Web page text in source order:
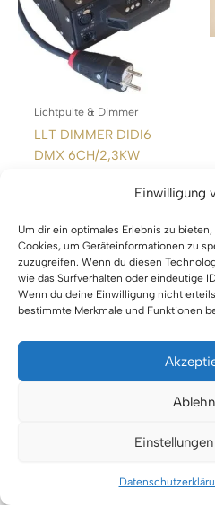
Einwilligung
Um dir ein optimales Erlebnis zu
Cookies, um Geräteinformationen zu
zuzugreifen. Wenn du diesen
wie das Surfverhalten oder eindeutige
Wenn du deine Einwilligung nicht
bestimmte Merkmale und Funktionen
Lichtpulte & Dimmer
LLT DIMMER DIDI6
DMX 6CH/2,3KW
WEITERLESEN